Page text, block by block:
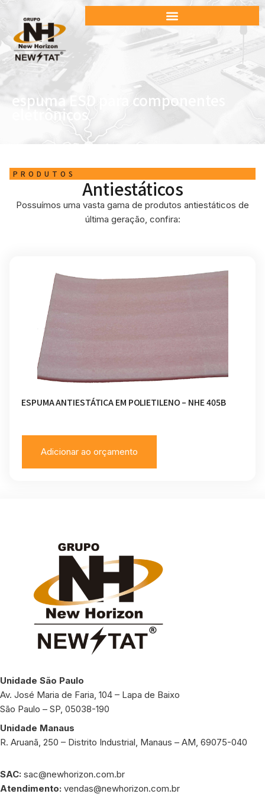
espuma ESD para componentes
eletrônicos
PRODUTOS
Antiestáticos
Possuímos uma vasta gama de produtos antiestáticos de
última geração, confira:
ESPUMA ANTIESTÁTICA EM POLIETILENO – NHE 405B
Adicionar ao orçamento
Unidade São Paulo
Av. José Maria de Faria, 104 – Lapa de Baixo
São Paulo – SP, 05038-190
Unidade Manaus
R. Aruanã, 250 – Distrito Industrial, Manaus – AM, 69075-040
SAC: sac@newhorizon.com.br
Atendimento: vendas@newhorizon.com.br